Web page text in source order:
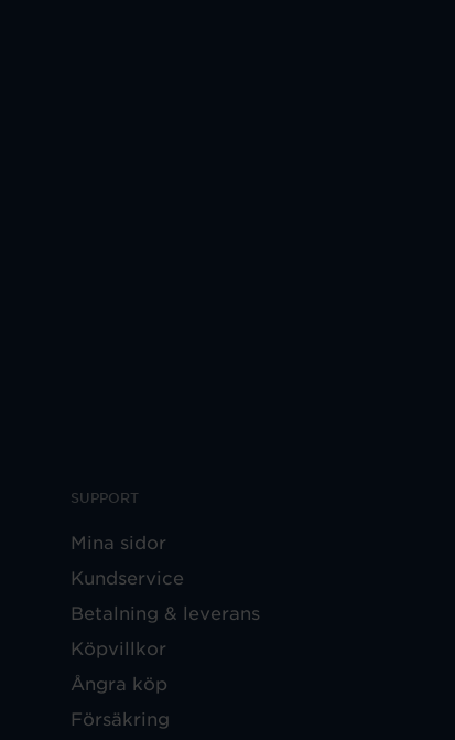
SUPPORT
Mina sidor
Kundservice
Betalning & leverans
Köpvillkor
Ångra köp
Försäkring